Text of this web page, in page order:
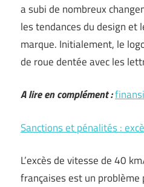
a subi de nombreux
les tendances du design et
marque. Initialement, le
de roue dentée avec les
A lire en complément :
Sanctions et pénalités :
L’excès de vitesse de 40
françaises est un problème